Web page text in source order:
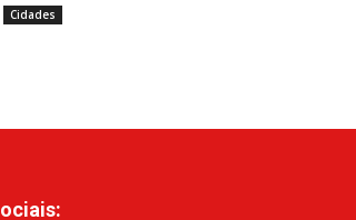
Cidades